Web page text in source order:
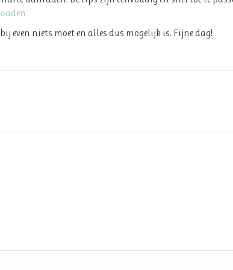
even niets moet en alles dus mogelijk is. Fijne dag!